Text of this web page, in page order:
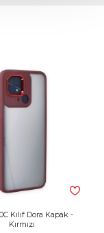
Kılıf Dora Kapak -
Kırmızı